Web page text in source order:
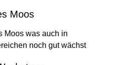
Moos
Moos was auch in
noch gut wächst